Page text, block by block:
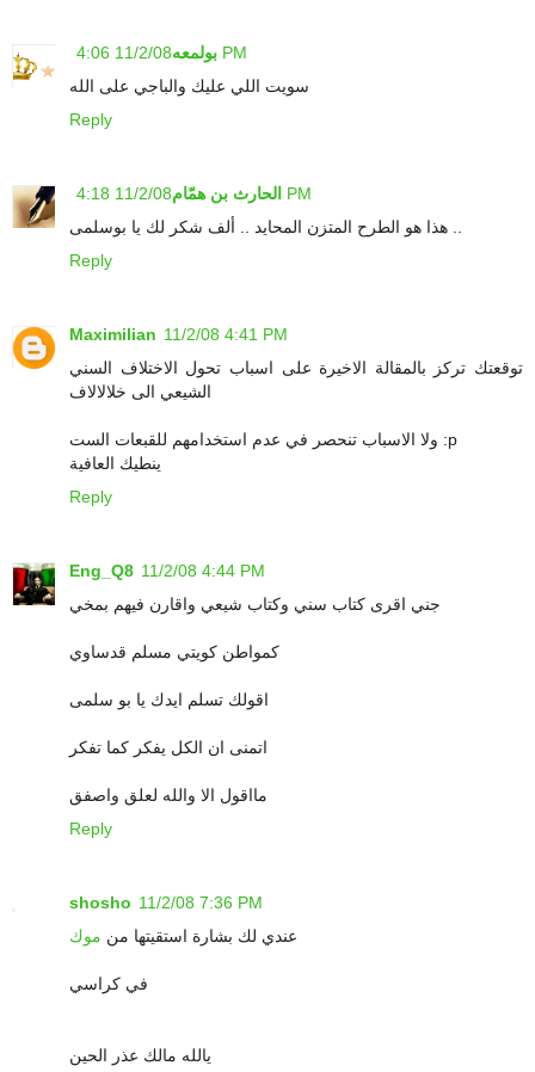
بولمعه 11/2/08 4:06 PM
سويت اللي عليك والباجي على الله
Reply
الحارث بن همّام 11/2/08 4:18 PM
Reply
Maximilian 11/2/08 4:41 PM
توقعتك تركز بالمقالة الاخيرة على اسباب تحول الاختلاف السني
الشيعي الى خلالالاف
ولا الاسباب تنحصر في عدم استخدامهم للقبعات الست :p
ينطيك العافية
Reply
Eng_Q8 11/2/08 4:44 PM
جني اقرى كتاب سني وكتاب شيعي واقارن فيهم بمخي
كمواطن كويتي مسلم قدساوي
اقولك تسلم ايدك يا بو سلمى
اتمنى ان الكل يفكر كما تفكر
مااقول الا والله لعلق واصفق
Reply
shosho 11/2/08 7:36 PM
عندي لك بشارة استقيتها من موك
في كراسي
يالله مالك عذر الحين